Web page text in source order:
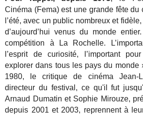
Cinéma (Fema) est une grande fête du
l’été, avec un public nombreux et
d’aujourd’hui venus du monde
compétition à La Rochelle.
l’esprit de curiosité, l’important
explorer dans tous les pays du monde
1980, le critique de cinéma Jean-
directeur du festival, ce qu'il fut
Arnaud Dumatin et Sophie Mirouze,
depuis 2001 et 2003, reprennent à